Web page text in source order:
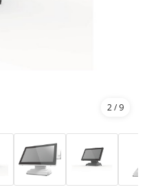
2/ 9